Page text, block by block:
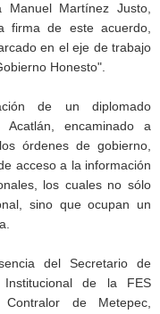
Martínez Justo,
firma de este acuerdo,
en el eje de trabajo
Honesto".
de un diplomado
encaminado a
órdenes de gobierno,
acceso a la información
los cuales no sólo
sino que ocupan un
del Secretario de
Institucional de la FES
de Metepec,